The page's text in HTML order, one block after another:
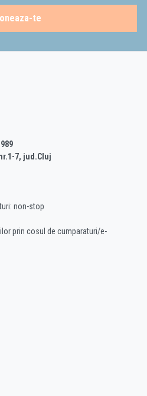
te
7, jud.Cluj
non-stop
prin cosul de cumparaturi/e-